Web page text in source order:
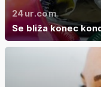
24ur.com
Se bliža konec